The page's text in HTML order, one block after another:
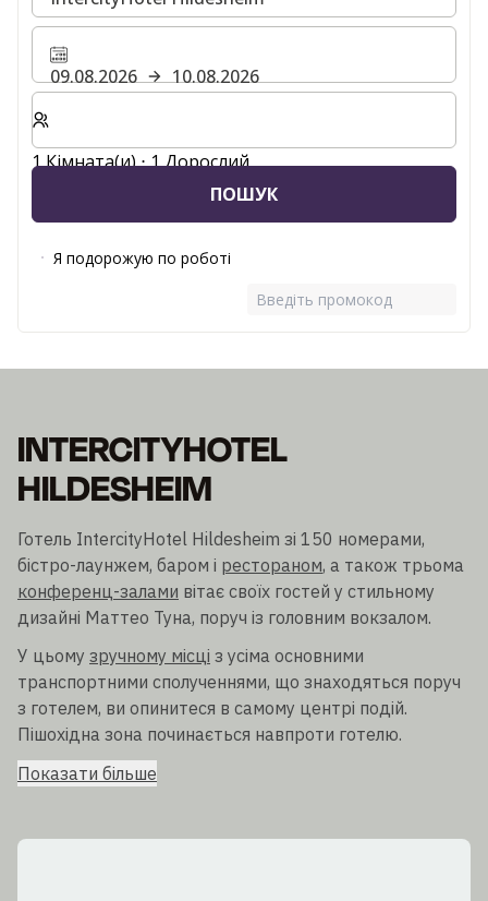
09.08.2026
10.08.2026
Виберіть кількість кімнат та гостей для вашого
1 Кімната(и) ⋅ 1 Дорослий
ПОШУК
Я подорожую по роботі
Введіть промокод
INTERCITYHOTEL
HILDESHEIM
Готель IntercityHotel Hildesheim зі 150 номерами,
бістро-лаунжем, баром і рестораном, а також трьома
конференц-залами вітає своїх гостей у стильному
дизайні Маттео Туна, поруч із головним вокзалом.
У цьому зручному місці з усіма основними
транспортними сполученнями, що знаходяться поруч
з готелем, ви опинитеся в самому центрі подій.
Пішохідна зона починається навпроти готелю.
Показати більше